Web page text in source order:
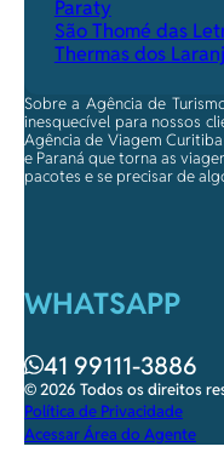
Paraty
São Thomé das
Thermas dos
Sobre a Agência de
inesquecível para nossos
Agência de Viagem
e Paraná que torna as
pacotes e se precisar de
WHATSAPP
41 99111-3886
© 2026 Todos os direitos
Política de Privacidade
Acessar Área do Agente